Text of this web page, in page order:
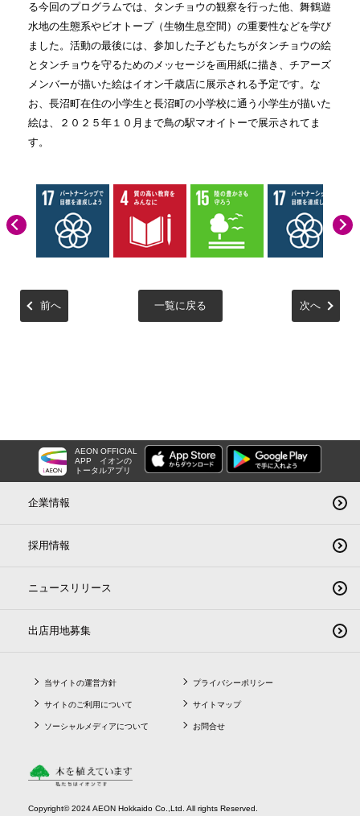
る今回のプログラムでは、タンチョウの観察を行った他、舞鶴遊
水地の生態系やビオトープ（生物生息空間）の重要性などを学び
ました。活動の最後には、参加した子どもたちがタンチョウの絵
とタンチョウを守るためのメッセージを画用紙に描き、チアーズ
メンバーが描いた絵はイオン千歳店に展示される予定です。な
お、長沼町在住の小学生と長沼町の小学校に通う小学生が描いた
絵は、２０２５年１０月まで鳥の駅マオイトーで展示されてま
す。
前へ 一覧に戻る 次へ
AEON OFFICIAL
APP
イオンの
トータルアプリ
企業情報
採用情報
ニュースリリース
出店用地募集
当サイトの運営方針
サイトのご利用について
ソーシャルメディアについて
プライバシーポリシー
サイトマップ
お問合せ
Copyright© 2024 AEON Hokkaido Co.,Ltd. All rights Reserved.